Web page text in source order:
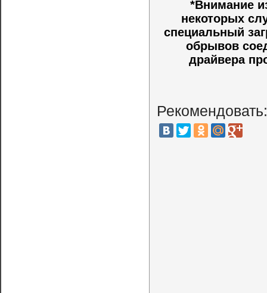
*Внимание
некоторых
специальный
обрывов
драйвера